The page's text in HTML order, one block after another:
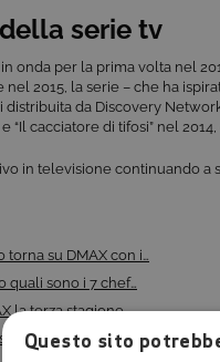
serie tv
in onda per la prima volta nel
2015, la serie – che ha
distribuita da Discovery
“Il cacciatore di tifosi” nel
in televisione continuando a
torna su DMAX con i…
quali sono i 7 chef…
la terza stagione…
Perduto”: il…
Questo sito